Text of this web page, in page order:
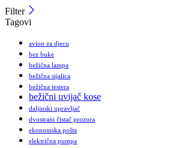
Filter
Tagovi
avion za djecu
bez buke
bežična lampa
bežična sijalica
bežična testera
bežični uvijač kose
daljinski upravljač
dvostrani čistač prozora
ekonomska pošta
električna pumpa